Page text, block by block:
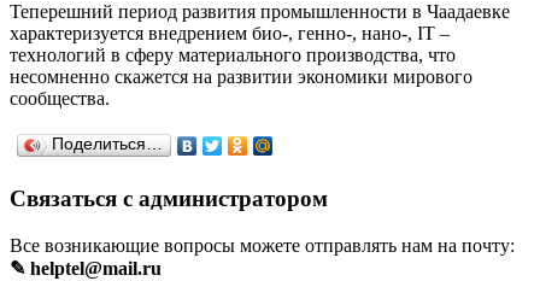
Теперешний период развития промышленности в Чаадаевке
характеризуется внедрением био-, генно-, нано-, IT –
технологий в сферу материального производства, что
несомненно скажется на развитии экономики мирового
сообщества.
Поделиться…
Связаться с администратором
Все возникающие вопросы можете отправлять нам на почту:
✎ helptel@mail.ru